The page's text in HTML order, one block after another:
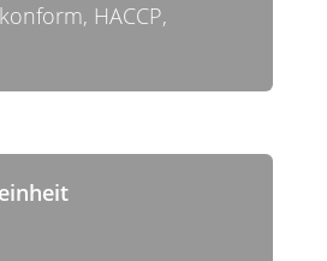
HACCP,